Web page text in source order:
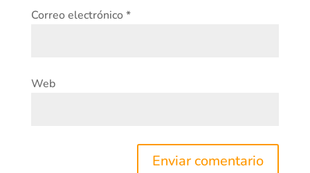
Correo electrónico*
Web